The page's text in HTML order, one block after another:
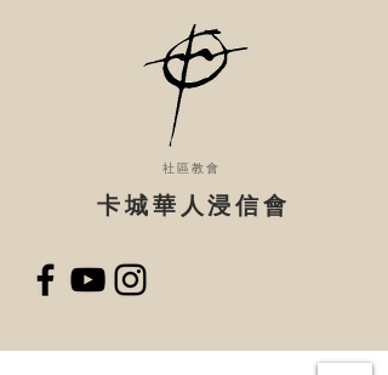
社區教會
​卡城華人浸信會